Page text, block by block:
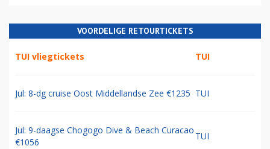
VOORDELIGE RETOURTICKETS
TUI vliegtickets TUI
Jul: 8-dg cruise Oost Middellandse Zee €1235 TUI
Jul: 9-daagse Chogogo Dive & Beach Curacao
€1056
TUI